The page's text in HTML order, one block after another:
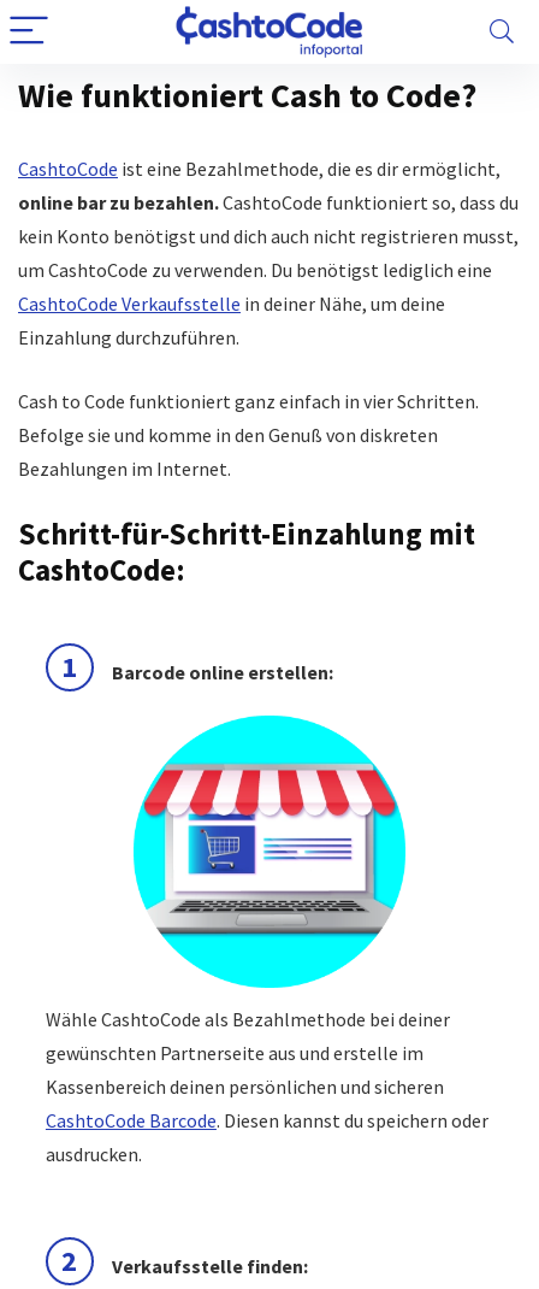
Wie funktioniert Cash to Code?
CashtoCode ist eine Bezahlmethode, die es dir ermöglicht,
online bar zu bezahlen.CashtoCode funktioniert so, dass du
kein Konto benötigst und dich auch nicht registrieren musst,
um CashtoCode zu verwenden. Du benötigst lediglich eine
CashtoCode Verkaufsstelle in deiner Nähe, um deine
Einzahlung durchzuführen.
Cash to Code funktioniert ganz einfach in vier Schritten.
Befolge sie und komme in den Genuß von diskreten
Bezahlungen im Internet.
Schritt-für-Schritt-Einzahlung mit
CashtoCode:
1 Barcode online erstellen:
Wähle CashtoCode als Bezahlmethode bei deiner
gewünschten Partnerseite aus und erstelle im
Kassenbereich deinen persönlichen und sicheren
CashtoCode Barcode. Diesen kannst du speichern oder
ausdrucken.
2 Verkaufsstelle finden: